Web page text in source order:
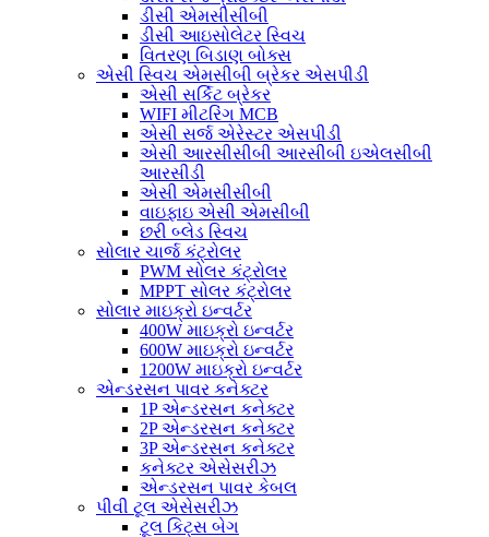
ડીસી એમસીસીબી
ડીસી આઇસોલેટર સ્વિચ
વિતરણ બિડાણ બોક્સ
એસી સ્વિચ એમસીબી બ્રેકર એસપીડી
એસી સર્કિટ બ્રેકર
WIFI મીટરિંગ MCB
એસી સર્જ એરેસ્ટર એસપીડી
એસી આરસીસીબી આરસીબી ઇએલસીબી
આરસીડી
એસી એમસીસીબી
વાઇફાઇ એસી એમસીબી
છરી બ્લેડ સ્વિચ
સોલાર ચાર્જ કંટ્રોલર
PWM સોલર કંટ્રોલર
MPPT સોલર કંટ્રોલર
સોલાર માઇક્રો ઇન્વર્ટર
400W માઇક્રો ઇન્વર્ટર
600W માઇક્રો ઇન્વર્ટર
1200W માઇક્રો ઇન્વર્ટર
એન્ડરસન પાવર કનેક્ટર
1P એન્ડરસન કનેક્ટર
2P એન્ડરસન કનેક્ટર
3P એન્ડરસન કનેક્ટર
કનેક્ટર એસેસરીઝ
એન્ડરસન પાવર કેબલ
પીવી ટૂલ એસેસરીઝ
ટૂલ કિટ્સ બેગ